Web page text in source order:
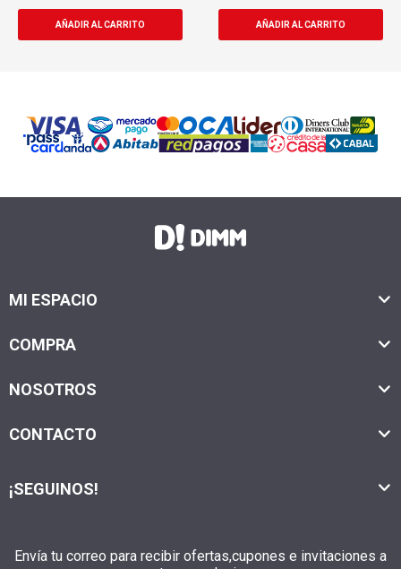
MI ESPACIO
COMPRA
NOSOTROS
CONTACTO
Envía tu correo para recibir ofertas,cupones e invitaciones a
¡SEGUINOS!